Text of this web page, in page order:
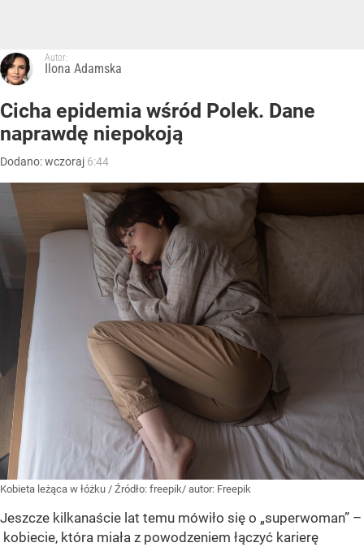
Autor:
Ilona Adamska
Cicha epidemia wśród Polek. Dane
naprawdę niepokoją
Dodano:wczoraj 6:44
Kobieta leżąca w łóżku / Źródło: freepik/ autor: Freepik
Jeszcze kilkanaście lat temu mówiło się o „superwoman” –
kobiecie, która miała z powodzeniem łączyć karierę